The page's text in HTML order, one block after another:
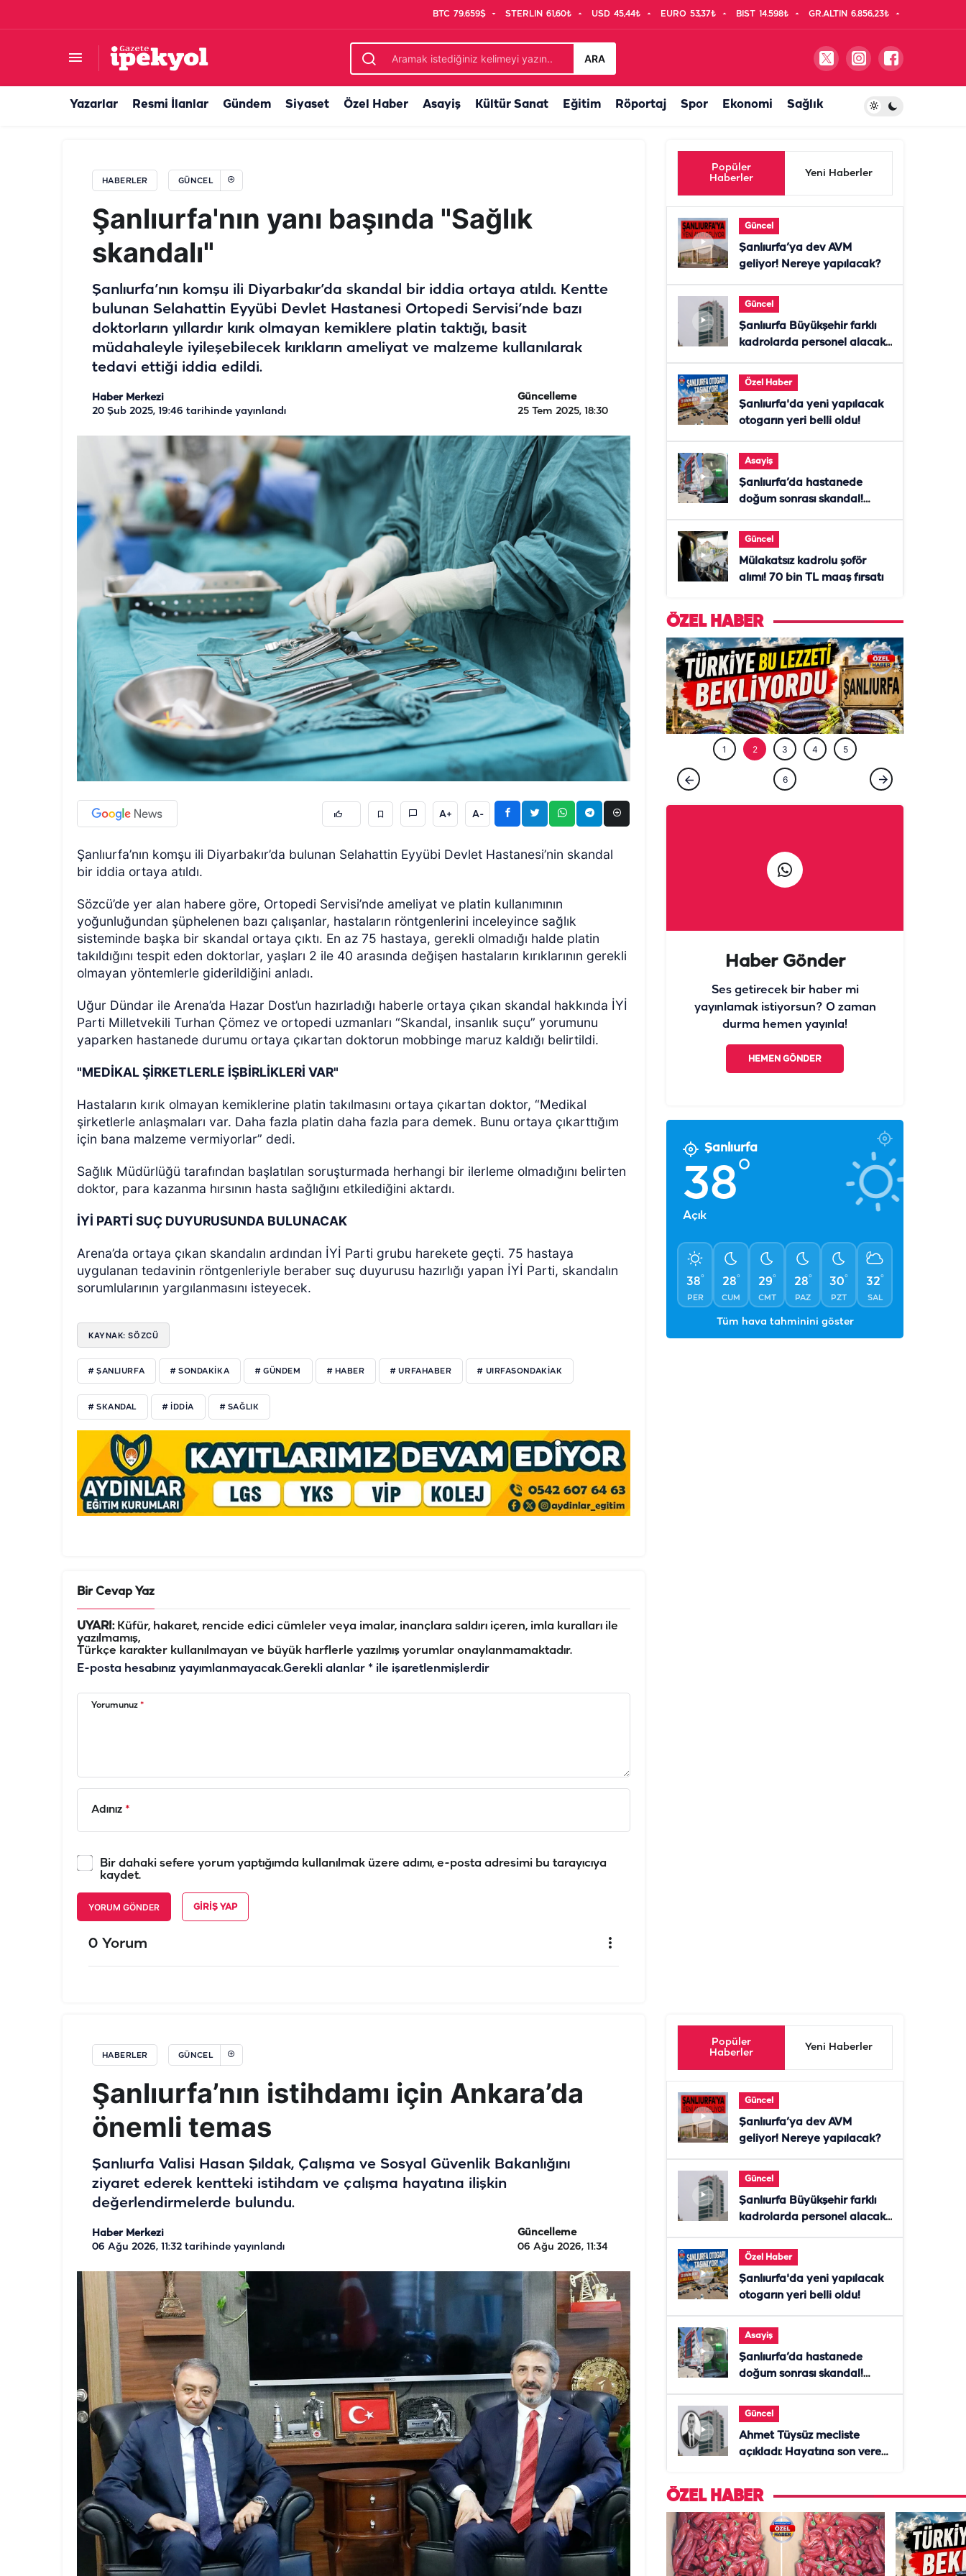
BTC 79.659$ STERLIN 61,60₺ USD 45,44₺ EURO 53,37₺ BIST 14.598₺ GR.ALTIN 6.856,23₺
ARA
Yazarlar Resmi İlanlar Gündem Siyaset Özel Haber Asayiş Kültür Sanat Eğitim Röportaj Spor Ekonomi Sağlık
HABERLER GÜNCEL
Şanlıurfa'nın yanı başında "Sağlık
skandalı"
Şanlıurfa’nın komşu ili Diyarbakır’da skandal bir iddia ortaya atıldı. Kentte
bulunan Selahattin Eyyübi Devlet Hastanesi Ortopedi Servisi’nde bazı
doktorların yıllardır kırık olmayan kemiklere platin taktığı, basit
müdahaleyle iyileşebilecek kırıkların ameliyat ve malzeme kullanılarak
tedavi ettiği iddia edildi.
Haber Merkezi
20 Şub 2025, 19:46 tarihinde yayınlandı
Güncelleme
25 Tem 2025, 18:30
A+ A-
Şanlıurfa’nın komşu ili Diyarbakır’da bulunan Selahattin Eyyübi Devlet Hastanesi’nin skandal
bir iddia ortaya atıldı.
Sözcü’de yer alan habere göre, Ortopedi Servisi’nde ameliyat ve platin kullanımının
yoğunluğundan şüphelenen bazı çalışanlar, hastaların röntgenlerini inceleyince sağlık
sisteminde başka bir skandal ortaya çıktı. En az 75 hastaya, gerekli olmadığı halde platin
takıldığını tespit eden doktorlar, yaşları 2 ile 40 arasında değişen hastaların kırıklarının gerekli
olmayan yöntemlerle giderildiğini anladı.
Uğur Dündar ile Arena’da Hazar Dost’un hazırladığı haberle ortaya çıkan skandal hakkında İYİ
Parti Milletvekili Turhan Çömez ve ortopedi uzmanları “Skandal, insanlık suçu” yorumunu
yaparken hastanede durumu ortaya çıkartan doktorun mobbinge maruz kaldığı belirtildi.
"MEDİKAL ŞİRKETLERLE İŞBİRLİKLERİ VAR"
Hastaların kırık olmayan kemiklerine platin takılmasını ortaya çıkartan doktor, “Medikal
şirketlerle anlaşmaları var. Daha fazla platin daha fazla para demek. Bunu ortaya çıkarttığım
için bana malzeme vermiyorlar” dedi.
Sağlık Müdürlüğü tarafından başlatılan soruşturmada herhangi bir ilerleme olmadığını belirten
doktor, para kazanma hırsının hasta sağlığını etkilediğini aktardı.
İYİ PARTİ SUÇ DUYURUSUNDA BULUNACAK
Arena’da ortaya çıkan skandalın ardından İYİ Parti grubu harekete geçti. 75 hastaya
uygulanan tedavinin röntgenleriyle beraber suç duyurusu hazırlığı yapan İYİ Parti, skandalın
sorumlularının yargılanmasını isteyecek.
KAYNAK: SÖZCÜ
# ŞANLIURFA # SONDAKIKA # GÜNDEM # HABER # URFAHABER # UIRFASONDAKIAK
# SKANDAL # IDDIA # SAĞLIK
Bir Cevap Yaz
UYARI:Küfür, hakaret, rencide edici cümleler veya imalar, inançlara saldırı içeren, imla kuralları ile
yazılmamış,
Türkçe karakter kullanılmayan ve büyük harflerle yazılmış yorumlar onaylanmamaktadır.
E-posta hesabınız yayımlanmayacak.Gerekli alanlar * ile işaretlenmişlerdir
Yorumunuz *
Adınız *
Bir dahaki sefere yorum yaptığımda kullanılmak üzere adımı, e-posta adresimi bu tarayıcıya
kaydet.
YORUM GÖNDER GIRIŞ YAP
0 Yorum
Popüler
Haberler
Yeni Haberler
Güncel
Şanlıurfa’ya dev AVM
geliyor! Nereye yapılacak?
Güncel
Şanlıurfa Büyükşehir farklı
kadrolarda personel alacak!
Özel Haber
Şanlıurfa'da yeni yapılacak
otogarın yeri belli oldu!
Asayiş
Şanlıurfa’da hastanede
doğum sonrası skandal!
Güncel
Mülakatsız kadrolu şoför
alımı! 70 bin TL maaş fırsatı
ÖZEL HABER
ÖZEL HABER ÖZEL HABER
Tarladan patlıcan kebabına uzanan lezzet
1 2 3 4 5
6
Haber Gönder
Ses getirecek bir haber mi
yayınlamak istiyorsun? O zaman
durma hemen yayınla!
HEMEN GÖNDER
Şanlıurfa
38°
Açık
38°
PER
28°
CUM
29°
CMT
28°
PAZ
30°
PZT
32°
SAL
Tüm hava tahminini göster
HABERLER GÜNCEL
Şanlıurfa’nın istihdamı için Ankara’da
önemli temas
Şanlıurfa Valisi Hasan Şıldak, Çalışma ve Sosyal Güvenlik Bakanlığını
ziyaret ederek kentteki istihdam ve çalışma hayatına ilişkin
değerlendirmelerde bulundu.
Haber Merkezi
06 Ağu 2026, 11:32 tarihinde yayınlandı
Güncelleme
06 Ağu 2026, 11:34
Popüler
Haberler
Yeni Haberler
Güncel
Şanlıurfa’ya dev AVM
geliyor! Nereye yapılacak?
Güncel
Şanlıurfa Büyükşehir farklı
kadrolarda personel alacak!
Özel Haber
Şanlıurfa'da yeni yapılacak
otogarın yeri belli oldu!
Asayiş
Şanlıurfa’da hastanede
doğum sonrası skandal!
Güncel
Ahmet Tüysüz mecliste
açıkladı: Hayatına son veren
ÖZEL HABER